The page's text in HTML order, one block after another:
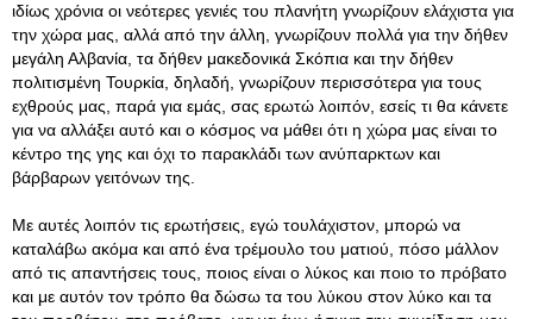
ιδίως χρόνια οι νεότερες γενιές του πλανήτη γνωρίζουν ελάχιστα για
την χώρα μας, αλλά από την άλλη, γνωρίζουν πολλά για την δήθεν
μεγάλη Αλβανία, τα δήθεν μακεδονικά Σκόπια και την δήθεν
πολιτισμένη Τουρκία, δηλαδή, γνωρίζουν περισσότερα για τους
εχθρούς μας, παρά για εμάς, σας ερωτώ λοιπόν, εσείς τι θα κάνετε
για να αλλάξει αυτό και ο κόσμος να μάθει ότι η χώρα μας είναι το
κέντρο της γης και όχι το παρακλάδι των ανύπαρκτων και
βάρβαρων γειτόνων της.
Με αυτές λοιπόν τις ερωτήσεις, εγώ τουλάχιστον, μπορώ να
καταλάβω ακόμα και από ένα τρέμουλο του ματιού, πόσο μάλλον
από τις απαντήσεις τους, ποιος είναι ο λύκος και ποιο το πρόβατο
και με αυτόν τον τρόπο θα δώσω τα του λύκου στον λύκο και τα